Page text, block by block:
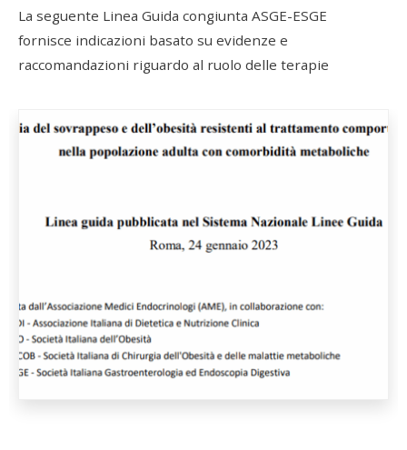
La seguente Linea Guida congiunta ASGE-ESGE
fornisce indicazioni basato su evidenze e
raccomandazioni riguardo al ruolo delle terapie